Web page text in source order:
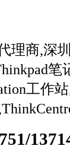
理商,深
工作